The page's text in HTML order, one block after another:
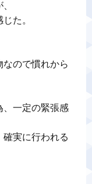
た。
ので慣れから
、一定の緊張感
実に行われる